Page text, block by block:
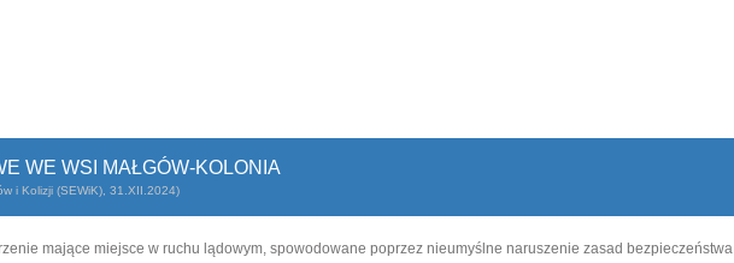
WE WSI MAŁGÓW-KOLONIA
i Kolizji (SEWiK), 31.XII.2024)
mające miejsce w ruchu lądowym, spowodowane poprzez nieumyślne naruszenie zasad bezpieczeństwa